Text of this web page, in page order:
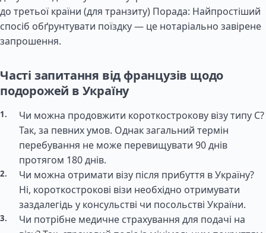
до третьої країни (для транзиту) Порада: Найпростіший
спосіб обґрунтувати поїздку — це нотаріально завірене
запрошення.
Часті запитання від французів щодо
подорожей в Україну
Чи можна продовжити короткострокову візу типу C?
Так, за певних умов. Однак загальний термін
перебування не може перевищувати 90 днів
протягом 180 днів.
Чи можна отримати візу після прибуття в Україну?
Ні, короткострокові візи необхідно отримувати
заздалегідь у консульстві чи посольстві України.
Чи потрібне медичне страхування для подачі на